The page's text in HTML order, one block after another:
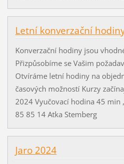
Letní konverzační
Konverzační hodiny jsou
Přizpůsobíme se Vašim
Otvíráme letní hodiny na
časových možností Kurzy
2024 Vyučovací hodina 45 min
85 85 14 Atka Stemberg
Jaro 2024